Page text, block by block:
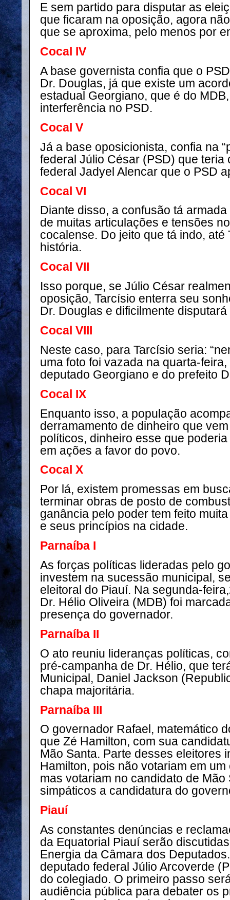
E sem partido para disputar as
que ficaram na oposição, agora
que se aproxima, pelo menos por
Cocal IV
A base governista confia que o
Dr. Douglas, já que existe um
estadual Georgiano, que é do
interferência no PSD.
Cocal V
Já a base oposicionista, confia na
federal Júlio César (PSD) que teria
federal Jadyel Alencar que o PSD
Cocal VI
Diante disso, a confusão tá
de muitas articulações e tensões
cocalense. Do jeito que tá indo,
história.
Cocal VII
Isso porque, se Júlio César
oposição, Tarcísio enterra seu
Dr. Douglas e dificilmente
Cocal VIII
Neste caso, para Tarcísio seria:
uma foto foi vazada na quarta-
deputado Georgiano e do prefeito
Cocal IX
Enquanto isso, a população
derramamento de dinheiro que
políticos, dinheiro esse que
em ações a favor do povo.
Cocal X
Por lá, existem promessas em
terminar obras de posto de
ganância pelo poder tem feito
e seus princípios na cidade.
Parnaíba I
As forças políticas lideradas pelo
investem na sucessão municipal,
eleitoral do Piauí. Na segunda-
Dr. Hélio Oliveira (MDB) foi
presença do governador.
Parnaíba II
O ato reuniu lideranças políticas,
pré-campanha de Dr. Hélio, que
Municipal, Daniel Jackson
chapa majoritária.
Parnaíba III
O governador Rafael, matemático
que Zé Hamilton, com sua
Mão Santa. Parte desses eleitores
Hamilton, pois não votariam em
mas votariam no candidato de
simpáticos a candidatura do
Piauí
As constantes denúncias e
da Equatorial Piauí serão
Energia da Câmara dos
deputado federal Júlio Arcoverde
do colegiado. O primeiro passo
audiência pública para debater os